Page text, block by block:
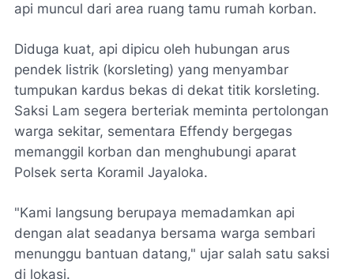
api muncul dari area ruang tamu rumah korban.
​Diduga kuat, api dipicu oleh hubungan arus
pendek listrik (korsleting) yang menyambar
tumpukan kardus bekas di dekat titik korsleting.
Saksi Lam segera berteriak meminta pertolongan
warga sekitar, sementara Effendy bergegas
memanggil korban dan menghubungi aparat
Polsek serta Koramil Jayaloka.
​"Kami langsung berupaya memadamkan api
dengan alat seadanya bersama warga sembari
menunggu bantuan datang," ujar salah satu saksi
di lokasi.